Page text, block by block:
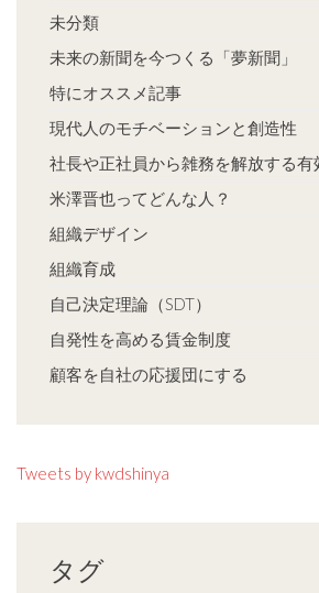
未分類
未来の新聞を今つくる「夢新聞」
特にオススメ記事
現代人のモチベーションと創造性
社長や正社員から雑務を解放する有
米澤晋也ってどんな人？
組織デザイン
組織育成
自己決定理論（SDT）
自発性を高める賃金制度
顧客を自社の応援団にする
Tweets by kwdshinya
タグ